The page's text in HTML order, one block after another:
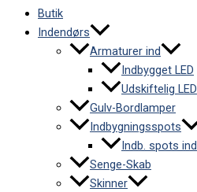
Butik
Indendørs
Armaturer ind
Indbygget LED
Udskiftelig LED
Gulv-Bordlamper
Indbygningsspots
Indb. spots ind
Senge-Skab
Skinner